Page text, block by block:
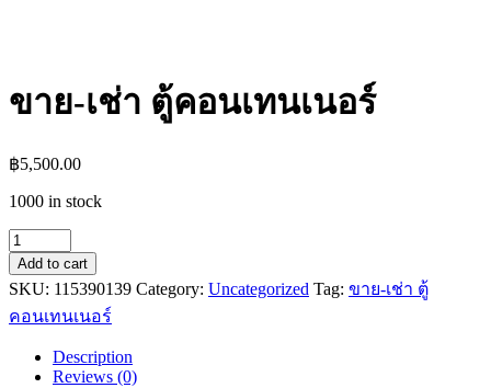
ขาย-เช่า ตู้คอนเทนเนอร์
฿5,500.00
1000 in stock
ขาย-
เช่า
ตู้
คอนเทนเนอร์
quantity
Add to cart
SKU: 115390139 Category: Uncategorized Tag: ขาย-เช่า ตู้
คอนเทนเนอร์
Description
Reviews (0)